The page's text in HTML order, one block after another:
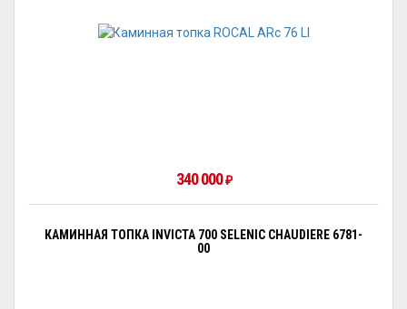
340 000 ₽
КАМИННАЯ ТОПКА INVICTA 700 SELENIC CHAUDIERE 6781-
00